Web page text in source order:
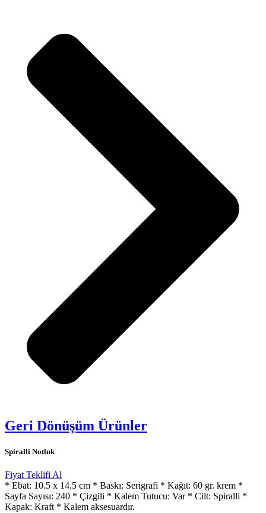
Geri Dönüşüm Ürünler
Spiralli Notluk
Fiyat Teklifi Al
* Ebat: 10.5 x 14.5 cm * Baskı: Serigrafi * Kağıt: 60 gr. krem *
Sayfa Sayısı: 240 * Çizgili * Kalem Tutucu: Var * Cilt: Spiralli *
Kapak: Kraft * Kalem aksesuardır.